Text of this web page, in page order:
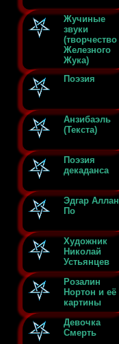
Жучиные
звуки
(творчество
Железного
Жука)
Поэзия
Анзибаэль
(Текста)
Поэзия
декаданса
Эдгар Аллан
По
Художник
Николай
Устьянцев
Розалин
Нортон и её
картины
Девочка
Смерть